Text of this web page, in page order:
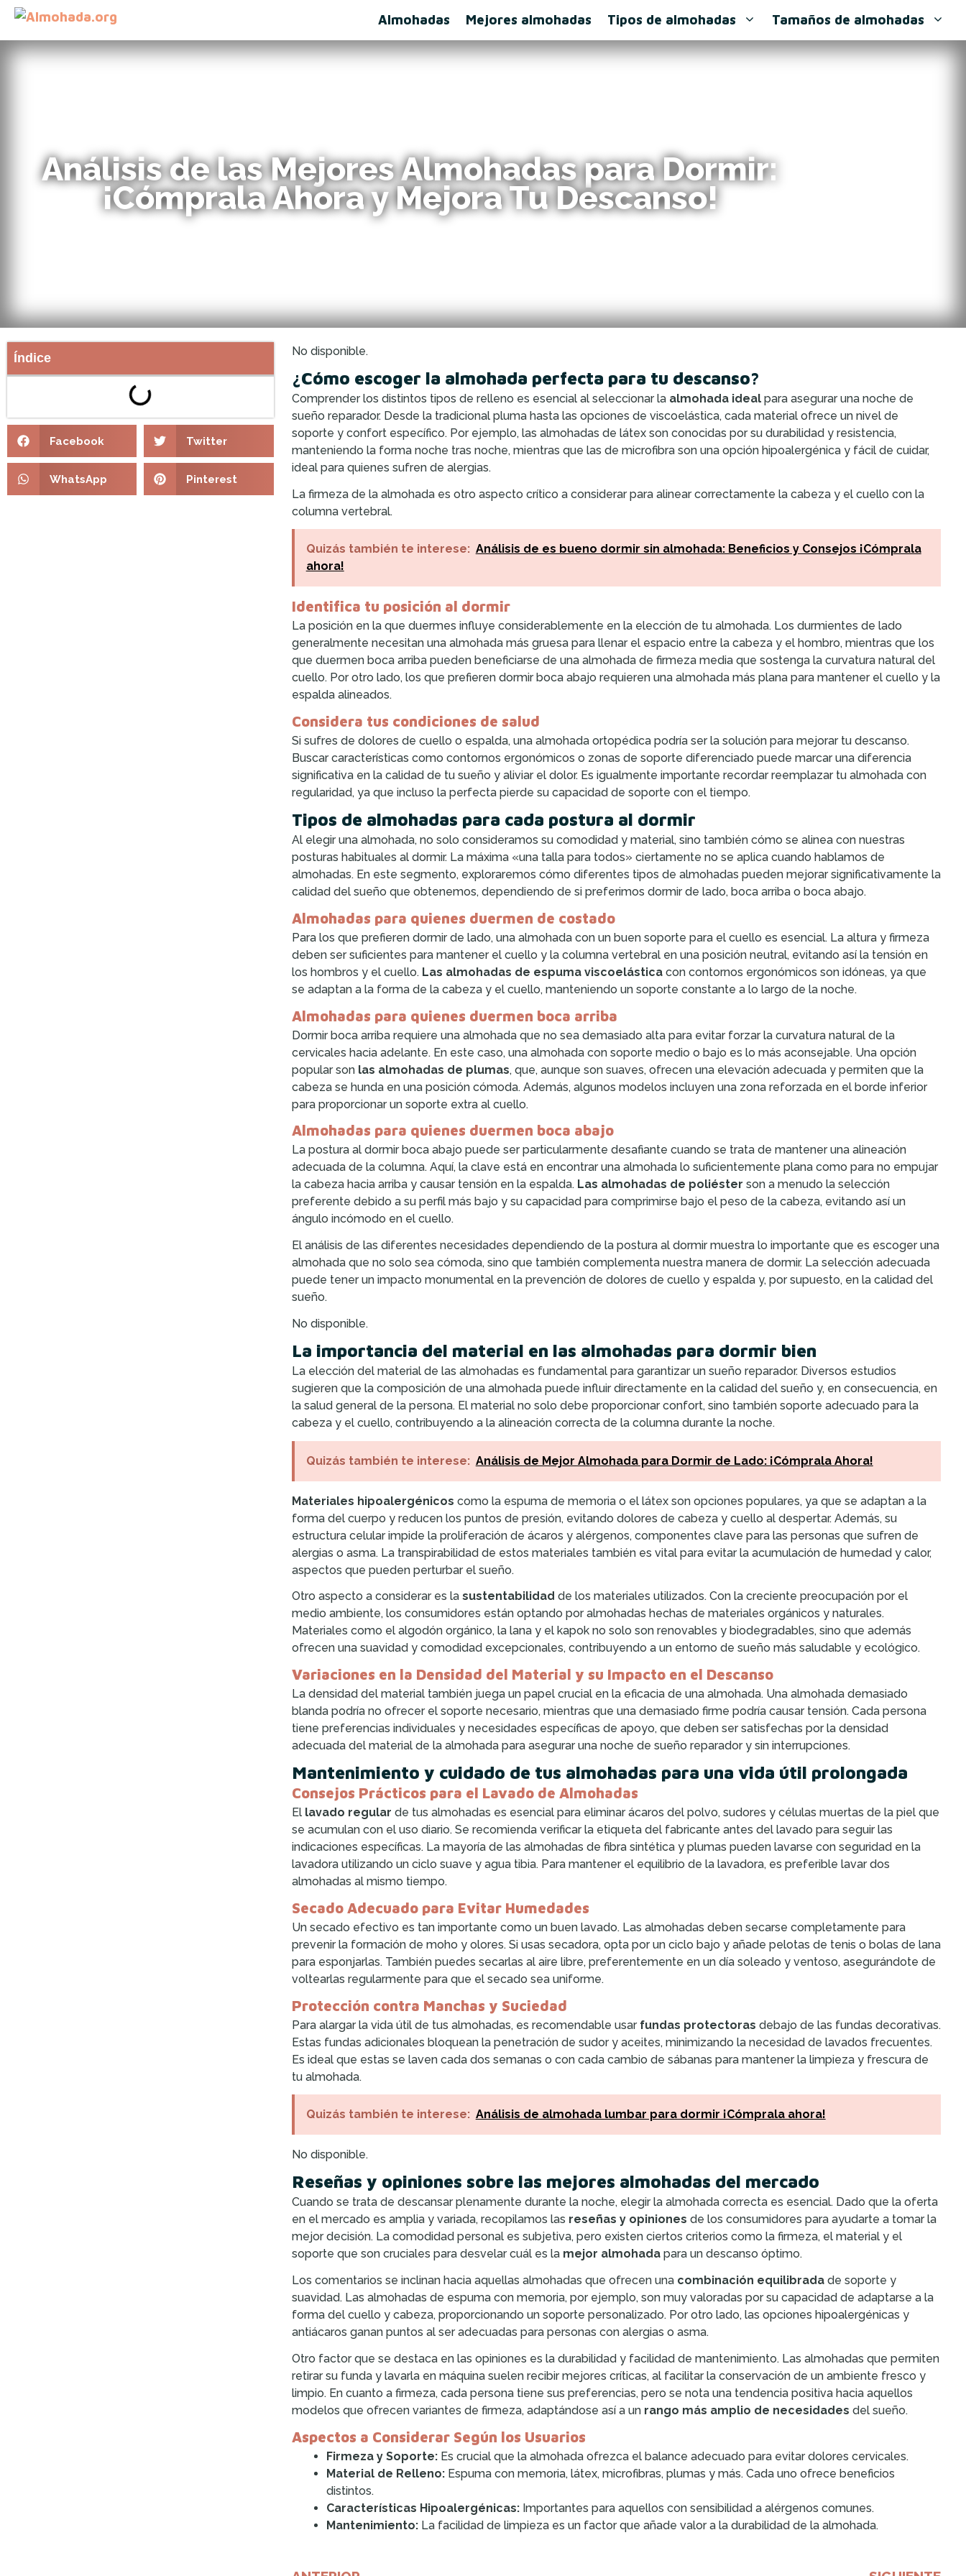
Almohadas Mejores almohadas Tipos de almohadas Tamaños de almohadas
Análisis de las Mejores Almohadas para Dormir:
¡Cómprala Ahora y Mejora Tu Descanso!
Índice
Facebook Twitter
WhatsApp Pinterest
No disponible.
¿Cómo escoger la almohada perfecta para tu descanso?
Comprender los distintos tipos de relleno es esencial al seleccionar la almohada idealpara asegurar una noche de
sueño reparador. Desde la tradicional pluma hasta las opciones de viscoelástica, cada material ofrece un nivel de
soporte y confort específico. Por ejemplo, las almohadas de látex son conocidas por su durabilidad y resistencia,
manteniendo la forma noche tras noche, mientras que las de microfibra son una opción hipoalergénica y fácil de cuidar,
ideal para quienes sufren de alergias.
La firmeza de la almohada es otro aspecto crítico a considerar para alinear correctamente la cabeza y el cuello con la
columna vertebral.
Quizás también te interese: Análisis de es bueno dormir sin almohada: Beneficios y Consejos ¡Cómprala
ahora!
Identifica tu posición al dormir
La posición en la que duermes influye considerablemente en la elección de tu almohada. Los durmientes de lado
generalmente necesitan una almohada más gruesa para llenar el espacio entre la cabeza y el hombro, mientras que los
que duermen boca arriba pueden beneficiarse de una almohada de firmeza media que sostenga la curvatura natural del
cuello. Por otro lado, los que prefieren dormir boca abajo requieren una almohada más plana para mantener el cuello y la
espalda alineados.
Considera tus condiciones de salud
Si sufres de dolores de cuello o espalda, una almohada ortopédica podría ser la solución para mejorar tu descanso.
Buscar características como contornos ergonómicos o zonas de soporte diferenciado puede marcar una diferencia
significativa en la calidad de tu sueño y aliviar el dolor. Es igualmente importante recordar reemplazar tu almohada con
regularidad, ya que incluso la perfecta pierde su capacidad de soporte con el tiempo.
Tipos de almohadas para cada postura al dormir
Al elegir una almohada, no solo consideramos su comodidad y material, sino también cómo se alinea con nuestras
posturas habituales al dormir. La máxima «una talla para todos» ciertamente no se aplica cuando hablamos de
almohadas. En este segmento, exploraremos cómo diferentes tipos de almohadas pueden mejorar significativamente la
calidad del sueño que obtenemos, dependiendo de si preferimos dormir de lado, boca arriba o boca abajo.
Almohadas para quienes duermen de costado
Para los que prefieren dormir de lado, una almohada con un buen soporte para el cuello es esencial. La altura y firmeza
deben ser suficientes para mantener el cuello y la columna vertebral en una posición neutral, evitando así la tensión en
los hombros y el cuello. Las almohadas de espuma viscoelásticacon contornos ergonómicos son idóneas, ya que
se adaptan a la forma de la cabeza y el cuello, manteniendo un soporte constante a lo largo de la noche.
Almohadas para quienes duermen boca arriba
Dormir boca arriba requiere una almohada que no sea demasiado alta para evitar forzar la curvatura natural de la
cervicales hacia adelante. En este caso, una almohada con soporte medio o bajo es lo más aconsejable. Una opción
popular son las almohadas de plumas, que, aunque son suaves, ofrecen una elevación adecuada y permiten que la
cabeza se hunda en una posición cómoda. Además, algunos modelos incluyen una zona reforzada en el borde inferior
para proporcionar un soporte extra al cuello.
Almohadas para quienes duermen boca abajo
La postura al dormir boca abajo puede ser particularmente desafiante cuando se trata de mantener una alineación
adecuada de la columna. Aquí, la clave está en encontrar una almohada lo suficientemente plana como para no empujar
la cabeza hacia arriba y causar tensión en la espalda. Las almohadas de poliéster son a menudo la selección
preferente debido a su perfil más bajo y su capacidad para comprimirse bajo el peso de la cabeza, evitando así un
ángulo incómodo en el cuello.
El análisis de las diferentes necesidades dependiendo de la postura al dormir muestra lo importante que es escoger una
almohada que no solo sea cómoda, sino que también complementa nuestra manera de dormir. La selección adecuada
puede tener un impacto monumental en la prevención de dolores de cuello y espalda y, por supuesto, en la calidad del
sueño.
No disponible.
La importancia del material en las almohadas para dormir bien
La elección del material de las almohadas es fundamental para garantizar un sueño reparador. Diversos estudios
sugieren que la composición de una almohada puede influir directamente en la calidad del sueño y, en consecuencia, en
la salud general de la persona. El material no solo debe proporcionar confort, sino también soporte adecuado para la
cabeza y el cuello, contribuyendo a la alineación correcta de la columna durante la noche.
Quizás también te interese: Análisis de Mejor Almohada para Dormir de Lado: ¡Cómprala Ahora!
Materiales hipoalergénicos como la espuma de memoria o el látex son opciones populares, ya que se adaptan a la
forma del cuerpo y reducen los puntos de presión, evitando dolores de cabeza y cuello al despertar. Además, su
estructura celular impide la proliferación de ácaros y alérgenos, componentes clave para las personas que sufren de
alergias o asma. La transpirabilidad de estos materiales también es vital para evitar la acumulación de humedad y calor,
aspectos que pueden perturbar el sueño.
Otro aspecto a considerar es la sustentabilidad de los materiales utilizados. Con la creciente preocupación por el
medio ambiente, los consumidores están optando por almohadas hechas de materiales orgánicos y naturales.
Materiales como el algodón orgánico, la lana y el kapok no solo son renovables y biodegradables, sino que además
ofrecen una suavidad y comodidad excepcionales, contribuyendo a un entorno de sueño más saludable y ecológico.
Variaciones en la Densidad del Material y su Impacto en el Descanso
La densidad del material también juega un papel crucial en la eficacia de una almohada. Una almohada demasiado
blanda podría no ofrecer el soporte necesario, mientras que una demasiado firme podría causar tensión. Cada persona
tiene preferencias individuales y necesidades específicas de apoyo, que deben ser satisfechas por la densidad
adecuada del material de la almohada para asegurar una noche de sueño reparador y sin interrupciones.
Mantenimiento y cuidado de tus almohadas para una vida útil prolongada
Consejos Prácticos para el Lavado de Almohadas
El lavado regular de tus almohadas es esencial para eliminar ácaros del polvo, sudores y células muertas de la piel que
se acumulan con el uso diario. Se recomienda verificar la etiqueta del fabricante antes del lavado para seguir las
indicaciones específicas. La mayoría de las almohadas de fibra sintética y plumas pueden lavarse con seguridad en la
lavadora utilizando un ciclo suave y agua tibia. Para mantener el equilibrio de la lavadora, es preferible lavar dos
almohadas al mismo tiempo.
Secado Adecuado para Evitar Humedades
Un secado efectivo es tan importante como un buen lavado. Las almohadas deben secarse completamente para
prevenir la formación de moho y olores. Si usas secadora, opta por un ciclo bajo y añade pelotas de tenis o bolas de lana
para esponjarlas. También puedes secarlas al aire libre, preferentemente en un día soleado y ventoso, asegurándote de
voltearlas regularmente para que el secado sea uniforme.
Protección contra Manchas y Suciedad
Para alargar la vida útil de tus almohadas, es recomendable usar fundas protectoras debajo de las fundas decorativas.
Estas fundas adicionales bloquean la penetración de sudor y aceites, minimizando la necesidad de lavados frecuentes.
Es ideal que estas se laven cada dos semanas o con cada cambio de sábanas para mantener la limpieza y frescura de
tu almohada.
Quizás también te interese: Análisis de almohada lumbar para dormir ¡Cómprala ahora!
No disponible.
Reseñas y opiniones sobre las mejores almohadas del mercado
Cuando se trata de descansar plenamente durante la noche, elegir la almohada correcta es esencial. Dado que la oferta
en el mercado es amplia y variada, recopilamos las reseñas y opiniones de los consumidores para ayudarte a tomar la
mejor decisión. La comodidad personal es subjetiva, pero existen ciertos criterios como la firmeza, el material y el
soporte que son cruciales para desvelar cuál es la mejor almohadapara un descanso óptimo.
Los comentarios se inclinan hacia aquellas almohadas que ofrecen una combinación equilibradade soporte y
suavidad. Las almohadas de espuma con memoria, por ejemplo, son muy valoradas por su capacidad de adaptarse a la
forma del cuello y cabeza, proporcionando un soporte personalizado. Por otro lado, las opciones hipoalergénicas y
antiácaros ganan puntos al ser adecuadas para personas con alergias o asma.
Otro factor que se destaca en las opiniones es la durabilidad y facilidad de mantenimiento. Las almohadas que permiten
retirar su funda y lavarla en máquina suelen recibir mejores críticas, al facilitar la conservación de un ambiente fresco y
limpio. En cuanto a firmeza, cada persona tiene sus preferencias, pero se nota una tendencia positiva hacia aquellos
modelos que ofrecen variantes de firmeza, adaptándose así a un rango más amplio de necesidades del sueño.
Aspectos a Considerar Según los Usuarios
Firmeza y Soporte:Es crucial que la almohada ofrezca el balance adecuado para evitar dolores cervicales.
Material de Relleno:Espuma con memoria, látex, microfibras, plumas y más. Cada uno ofrece beneficios
distintos.
Características Hipoalergénicas:Importantes para aquellos con sensibilidad a alérgenos comunes.
Mantenimiento:La facilidad de limpieza es un factor que añade valor a la durabilidad de la almohada.